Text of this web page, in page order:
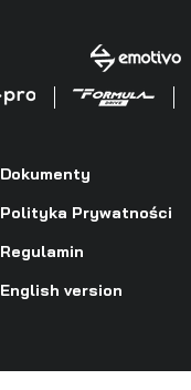
Dokumenty
Polityka Prywatności
Regulamin
English version